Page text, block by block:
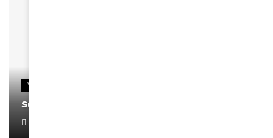
VIDEOS
Support Black Business Wee-kend